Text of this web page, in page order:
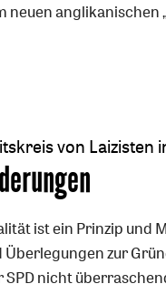
neuen anglikanischen
von Laizisten
ist ein Prinzip und
zur
SPD nicht